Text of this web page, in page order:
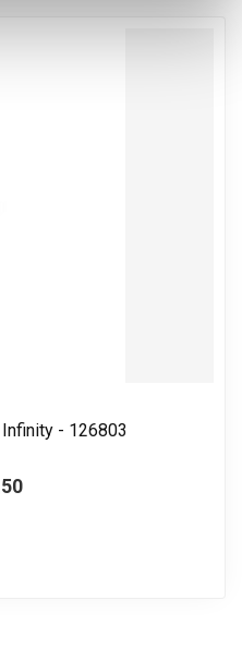
- 126803